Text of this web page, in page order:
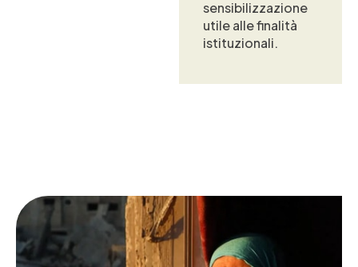
sensibilizzazione
utile alle finalità
istituzionali.